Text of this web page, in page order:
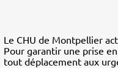
Le CHU de Montpellier
Pour garantir une prise
tout déplacement aux